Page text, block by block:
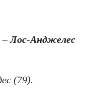
– Лос-Анджелес
(79).